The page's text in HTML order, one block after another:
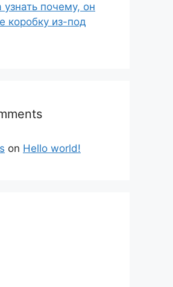
узнать почему, он
коробку из-под
on Hello world!